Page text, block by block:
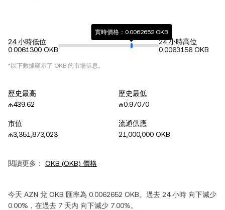
24 小時低位
0.0061300 OKB
實時價格：0.0062652 OKB
24 小時高位
0.0063156 OKB
*以下數據顯示了 OKB 的市場信息。
歷史最高
₼439.62
歷史最低
₼0.97070
市值
₼3,351,873,023
流通供應
21,000,000 OKB
閱讀更多： OKB (OKB) 價格
今天 AZN 兌 OKB 匯率為 0.0062652 OKB。過去 24 小時 向下減少
0.00% ，在過去 7 天內 向下減少 7.00%。